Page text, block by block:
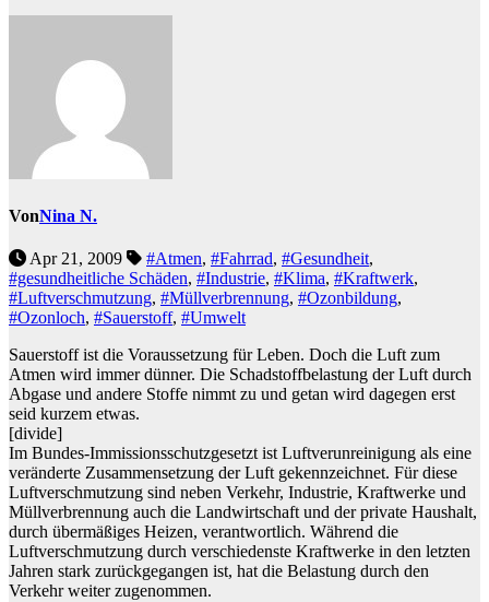
VonNina N.
Apr 21, 2009 #Atmen, #Fahrrad, #Gesundheit,
#gesundheitliche Schäden, #Industrie, #Klima, #Kraftwerk,
#Luftverschmutzung, #Müllverbrennung, #Ozonbildung,
#Ozonloch, #Sauerstoff, #Umwelt
Sauerstoff ist die Voraussetzung für Leben. Doch die Luft zum
Atmen wird immer dünner. Die Schadstoffbelastung der Luft durch
Abgase und andere Stoffe nimmt zu und getan wird dagegen erst
seid kurzem etwas.
[divide]
Im Bundes-Immissionsschutzgesetzt ist Luftverunreinigung als eine
veränderte Zusammensetzung der Luft gekennzeichnet. Für diese
Luftverschmutzung sind neben Verkehr, Industrie, Kraftwerke und
Müllverbrennung auch die Landwirtschaft und der private Haushalt,
durch übermäßiges Heizen, verantwortlich. Während die
Luftverschmutzung durch verschiedenste Kraftwerke in den letzten
Jahren stark zurückgegangen ist, hat die Belastung durch den
Verkehr weiter zugenommen.